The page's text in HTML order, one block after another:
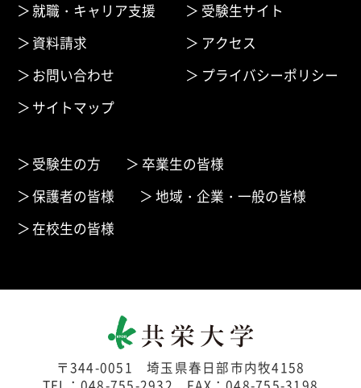
就職・キャリア支援
受験生サイト
資料請求
アクセス
お問い合わせ
プライバシーポリシー
サイトマップ
受験生の方
卒業生の皆様
保護者の皆様
地域・企業・一般の皆様
在校生の皆様
〒344-0051 埼玉県春日部市内牧4158